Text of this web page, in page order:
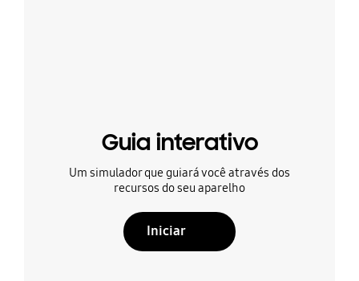
Guia interativo
Um simulador que guiará você através dos
recursos do seu aparelho
Iniciar